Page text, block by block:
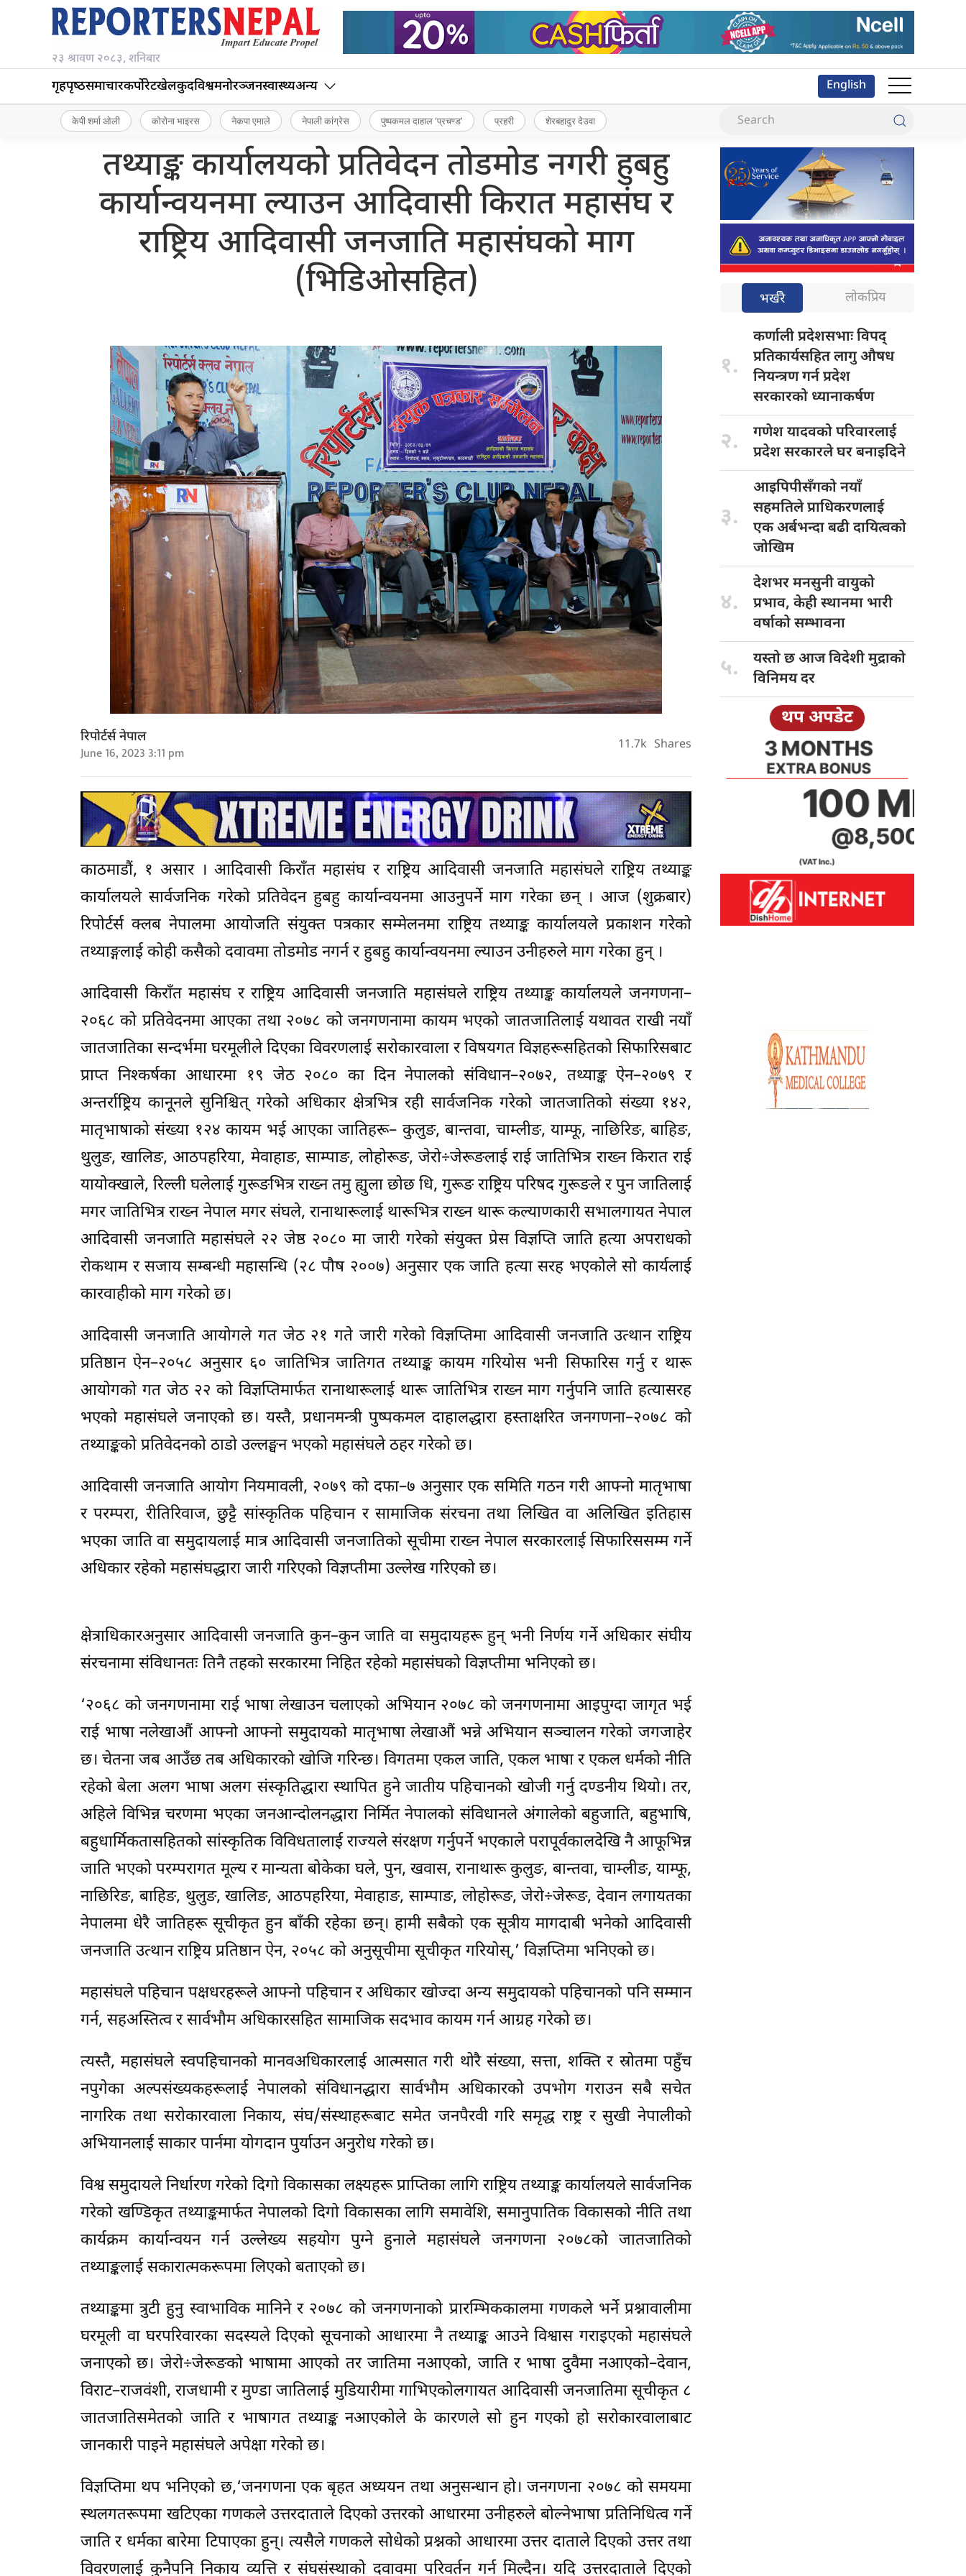
२३ श्रावण २०८३, शनिबार
गृहपृष्‍ठसमाचारकर्पोरेटखेलकुदविश्वमनोरञ्जनस्वास्थ्यअन्य English
केपी शर्मा ओली कोरोना भाइरस नेकपा एमाले नेपाली कांग्रेस पुष्पकमल दाहाल ‘प्रचण्ड’ प्रहरी शेरबहादुर देउवा
तथ्याङ्क कार्यालयको प्रतिवेदन तोडमोड नगरी हुबहु
कार्यान्वयनमा ल्याउन आदिवासी किरात महासंघ र
राष्ट्रिय आदिवासी जनजाति महासंघको माग
(भिडिओसहित)
रिपोर्टर्स नेपाल
June 16, 2023 3:11 pm 11.7k Shares
काठमाडौं, १ असार । आदिवासी किराँत महासंघ र राष्ट्रिय आदिवासी जनजाति महासंघले राष्ट्रिय तथ्याङ्क
कार्यालयले सार्वजनिक गरेको प्रतिवेदन हुबहु कार्यान्वयनमा आउनुपर्ने माग गरेका छन् । आज (शुक्रबार)
रिपोर्टर्स क्लब नेपालमा आयोजति संयुक्त पत्रकार सम्मेलनमा राष्ट्रिय तथ्याङ्क कार्यालयले प्रकाशन गरेको
तथ्याङ्गलाई कोही कसैको दवावमा तोडमोड नगर्न र हुबहु कार्यान्वयनमा ल्याउन उनीहरुले माग गरेका हुन् ।
आदिवासी किराँत महासंघ र राष्ट्रिय आदिवासी जनजाति महासंघले राष्ट्रिय तथ्याङ्क कार्यालयले जनगणना–
२०६८ को प्रतिवेदनमा आएका तथा २०७८ को जनगणनामा कायम भएको जातजातिलाई यथावत राखी नयाँ
जातजातिका सन्दर्भमा घरमूलीले दिएका विवरणलाई सरोकारवाला र विषयगत विज्ञहरूसहितको सिफारिसबाट
प्राप्त निश्कर्षका आधारमा १९ जेठ २०८० का दिन नेपालको संविधान–२०७२, तथ्याङ्क ऐन–२०७९ र
अन्तर्राष्ट्रिय कानूनले सुनिश्चित् गरेको अधिकार क्षेत्रभित्र रही सार्वजनिक गरेको जातजातिको संख्या १४२,
मातृभाषाको संख्या १२४ कायम भई आएका जातिहरू– कुलुङ, बान्तवा, चाम्लीङ, याम्फू, नाछिरिङ, बाहिङ,
थुलुङ, खालिङ, आठपहरिया, मेवाहाङ, साम्पाङ, लोहोरूङ, जेरो÷जेरूङलाई राई जातिभित्र राख्न किरात राई
यायोक्खाले, रिल्ली घलेलाई गुरूङभित्र राख्न तमु ह्युला छोछ धि, गुरूङ राष्ट्रिय परिषद गुरूङले र पुन जातिलाई
मगर जातिभित्र राख्न नेपाल मगर संघले, रानाथारूलाई थारूभित्र राख्न थारू कल्याणकारी सभालगायत नेपाल
आदिवासी जनजाति महासंघले २२ जेष्ठ २०८० मा जारी गरेको संयुक्त प्रेस विज्ञप्ति जाति हत्या अपराधको
रोकथाम र सजाय सम्बन्धी महासन्धि (२८ पौष २००७) अनुसार एक जाति हत्या सरह भएकोले सो कार्यलाई
कारवाहीको माग गरेको छ।
आदिवासी जनजाति आयोगले गत जेठ २१ गते जारी गरेको विज्ञप्तिमा आदिवासी जनजाति उत्थान राष्ट्रिय
प्रतिष्ठान ऐन–२०५८ अनुसार ६० जातिभित्र जातिगत तथ्याङ्क कायम गरियोस भनी सिफारिस गर्नु र थारू
आयोगको गत जेठ २२ को विज्ञप्तिमार्फत रानाथारूलाई थारू जातिभित्र राख्न माग गर्नुपनि जाति हत्यासरह
भएको महासंघले जनाएको छ। यस्तै, प्रधानमन्त्री पुष्पकमल दाहालद्धारा हस्ताक्षरित जनगणना–२०७८ को
तथ्याङ्कको प्रतिवेदनको ठाडो उल्लङ्घन भएको महासंघले ठहर गरेको छ।
आदिवासी जनजाति आयोग नियमावली, २०७९ को दफा–७ अनुसार एक समिति गठन गरी आफ्नो मातृभाषा
र परम्परा, रीतिरिवाज, छुट्टै सांस्कृतिक पहिचान र सामाजिक संरचना तथा लिखित वा अलिखित इतिहास
भएका जाति वा समुदायलाई मात्र आदिवासी जनजातिको सूचीमा राख्न नेपाल सरकारलाई सिफारिससम्म गर्ने
अधिकार रहेको महासंघद्धारा जारी गरिएको विज्ञप्तीमा उल्लेख गरिएको छ।
क्षेत्राधिकारअनुसार आदिवासी जनजाति कुन–कुन जाति वा समुदायहरू हुन् भनी निर्णय गर्ने अधिकार संघीय
संरचनामा संविधानतः तिनै तहको सरकारमा निहित रहेको महासंघको विज्ञप्तीमा भनिएको छ।
‘२०६८ को जनगणनामा राई भाषा लेखाउन चलाएको अभियान २०७८ को जनगणनामा आइपुग्दा जागृत भई
राई भाषा नलेखाऔं आफ्नो आफ्नो समुदायको मातृभाषा लेखाऔं भन्ने अभियान सञ्चालन गरेको जगजाहेर
छ। चेतना जब आउँछ तब अधिकारको खोजि गरिन्छ। विगतमा एकल जाति, एकल भाषा र एकल धर्मको नीति
रहेको बेला अलग भाषा अलग संस्कृतिद्धारा स्थापित हुने जातीय पहिचानको खोजी गर्नु दण्डनीय थियो। तर,
अहिले विभिन्न चरणमा भएका जनआन्दोलनद्धारा निर्मित नेपालको संविधानले अंगालेको बहुजाति, बहुभाषि,
बहुधार्मिकतासहितको सांस्कृतिक विविधतालाई राज्यले संरक्षण गर्नुपर्ने भएकाले परापूर्वकालदेखि नै आफूभिन्न
जाति भएको परम्परागत मूल्य र मान्यता बोकेका घले, पुन, खवास, रानाथारू कुलुङ, बान्तवा, चाम्लीङ, याम्फू,
नाछिरिङ, बाहिङ, थुलुङ, खालिङ, आठपहरिया, मेवाहाङ, साम्पाङ, लोहोरूङ, जेरो÷जेरूङ, देवान लगायतका
नेपालमा धेरै जातिहरू सूचीकृत हुन बाँकी रहेका छन्। हामी सबैको एक सूत्रीय मागदाबी भनेको आदिवासी
जनजाति उत्थान राष्ट्रिय प्रतिष्ठान ऐन, २०५८ को अनुसूचीमा सूचीकृत गरियोस्,’ विज्ञप्तिमा भनिएको छ।
महासंघले पहिचान पक्षधरहरूले आफ्नो पहिचान र अधिकार खोज्दा अन्य समुदायको पहिचानको पनि सम्मान
गर्न, सहअस्तित्व र सार्वभौम अधिकारसहित सामाजिक सदभाव कायम गर्न आग्रह गरेको छ।
त्यस्तै, महासंघले स्वपहिचानको मानवअधिकारलाई आत्मसात गरी थोरै संख्या, सत्ता, शक्ति र स्रोतमा पहुँच
नपुगेका अल्पसंख्यकहरूलाई नेपालको संविधानद्धारा सार्वभौम अधिकारको उपभोग गराउन सबै सचेत
नागरिक तथा सरोकारवाला निकाय, संघ/संस्थाहरूबाट समेत जनपैरवी गरि समृद्ध राष्ट्र र सुखी नेपालीको
अभियानलाई साकार पार्नमा योगदान पुर्याउन अनुरोध गरेको छ।
विश्व समुदायले निर्धारण गरेको दिगो विकासका लक्ष्यहरू प्राप्तिका लागि राष्ट्रिय तथ्याङ्क कार्यालयले सार्वजनिक
गरेको खण्डिकृत तथ्याङ्कमार्फत नेपालको दिगो विकासका लागि समावेशि, समानुपातिक विकासको नीति तथा
कार्यक्रम कार्यान्वयन गर्न उल्लेख्य सहयोग पुग्ने हुनाले महासंघले जनगणना २०७८को जातजातिको
तथ्याङ्कलाई सकारात्मकरूपमा लिएको बताएको छ।
तथ्याङ्कमा त्रुटी हुनु स्वाभाविक मानिने र २०७८ को जनगणनाको प्रारम्भिककालमा गणकले भर्ने प्रश्नावालीमा
घरमूली वा घरपरिवारका सदस्यले दिएको सूचनाको आधारमा नै तथ्याङ्क आउने विश्वास गराइएको महासंघले
जनाएको छ। जेरो÷जेरूङको भाषामा आएको तर जातिमा नआएको, जाति र भाषा दुवैमा नआएको–देवान,
विराट–राजवंशी, राजधामी र मुण्डा जातिलाई मुडियारीमा गाभिएकोलगायत आदिवासी जनजातिमा सूचीकृत ८
जातजातिसमेतको जाति र भाषागत तथ्याङ्क नआएकोले के कारणले सो हुन गएको हो सरोकारवालाबाट
जानकारी पाइने महासंघले अपेक्षा गरेको छ।
विज्ञप्तिमा थप भनिएको छ,‘जनगणना एक बृहत अध्ययन तथा अनुसन्धान हो। जनगणना २०७८ को समयमा
स्थलगतरूपमा खटिएका गणकले उत्तरदाताले दिएको उत्तरको आधारमा उनीहरुले बोल्नेभाषा प्रतिनिधित्व गर्ने
जाति र धर्मका बारेमा टिपाएका हुन्। त्यसैले गणकले सोधेको प्रश्नको आधारमा उत्तर दाताले दिएको उत्तर तथा
विवरणलाई कुनैपनि निकाय व्यत्ति र संघसंस्थाको दवावमा परिवर्तन गर्न मिल्दैन। यदि उत्तरदाताले दिएको
भर्खरै लोकप्रिय
१.
कर्णाली प्रदेशसभाःविपद्
प्रतिकार्यसहित लागु औषध
नियन्त्रण गर्न प्रदेश
सरकारको ध्यानाकर्षण
२. गणेश यादवकोपरिवारलाई
प्रदेश सरकारले घर बनाइदिने
३.
आइपिपीसँगको नयाँ
सहमतिले प्राधिकरणलाई
एक अर्बभन्दा बढी दायित्वको
जोखिम
४.
देशभर मनसुनीवायुको
प्रभाव, केही स्थानमा भारी
वर्षाको सम्भावना
५. यस्तो छआज विदेशी मुद्राको
विनिमय दर
थप अपडेट